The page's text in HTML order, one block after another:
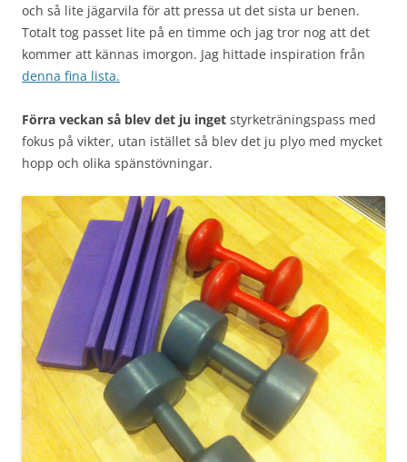
och så lite jägarvila för att pressa ut det sista ur benen.
Totalt tog passet lite på en timme och jag tror nog att det
kommer att kännas imorgon. Jag hittade inspiration från
denna fina lista.
Förra veckan så blev det ju inget styrketräningspass med
fokus på vikter, utan istället så blev det ju plyo med mycket
hopp och olika spänstövningar.